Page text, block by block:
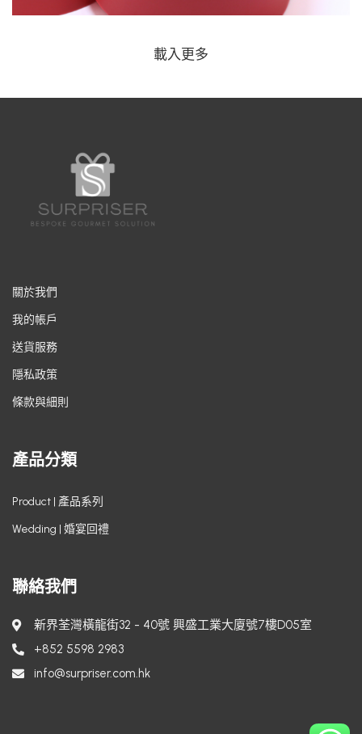
載入更多
關於我們
我的帳戶
送貨服務
隱私政策
條款與細則
產品分類
Product | 產品系列
Wedding | 婚宴回禮
聯絡我們
新界荃灣橫龍街32 - 40號 興盛工業大廈號7樓D05室
+852 5598 2983
info@surpriser.com.hk